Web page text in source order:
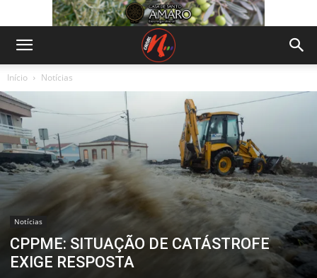
Início Notícias
Notícias
CPPME: SITUAÇÃO DE CATÁSTROFE
EXIGE RESPOSTA